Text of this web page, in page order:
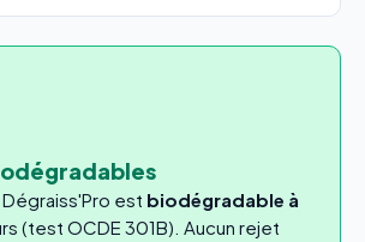
est biodégradable à
(test OCDE 301B). Aucun rejet